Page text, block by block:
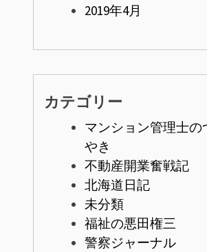
2019年4月
カテゴリー
マンション管理士の
やき
不動産開業奮戦記
北海道日記
未分類
福祉の悪田権三
警察ジャーナル